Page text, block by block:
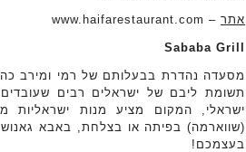
אתר – www.haifarestaurant.com
Sababa Grill
מסעדה נהדרת בבעלותם של רמי ומירב
תשומת ליבם של ישראלים רבים
ישראלי, המקום מציע מנות
(שווארמה) בפיתה או בצלחת, באבא גאנוש
בעצמכם!